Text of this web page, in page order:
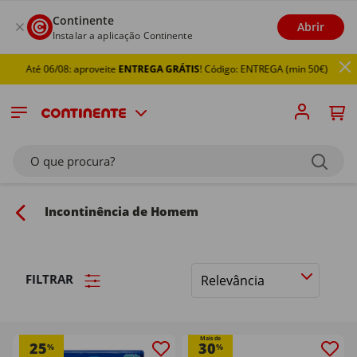
Continente
Instalar a aplicação Continente
Abrir
Até 06/08: aproveiteENTREGA GRÁTIS! Código: ENTREGA (min 50€)
O que procura?
Incontinência de Homem
FILTRAR
Ordenar
25%
Mais de
30%